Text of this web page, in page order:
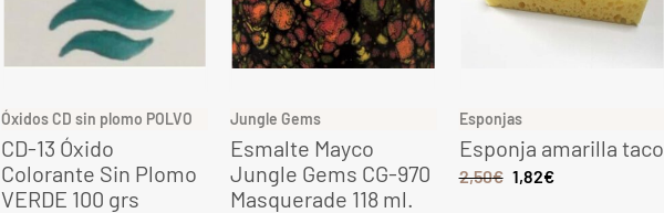
Óxidos CD sin plomo POLVO
CD-13 Óxido
Colorante Sin Plomo
VERDE 100 grs
Jungle Gems
Esmalte Mayco
Jungle Gems CG-970
Masquerade 118 ml.
Esponjas
Esponja amarilla taco
2,50€ 1,82€